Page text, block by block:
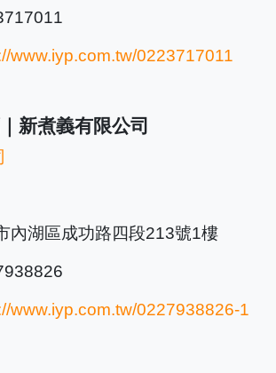
www.iyp.com.tw/0223717011
新煮義有限公司
內湖區成功路四段213號1樓
www.iyp.com.tw/0227938826-1